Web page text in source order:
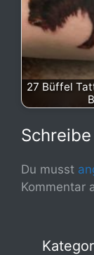
27 Büffel
Du musst
Kommentar